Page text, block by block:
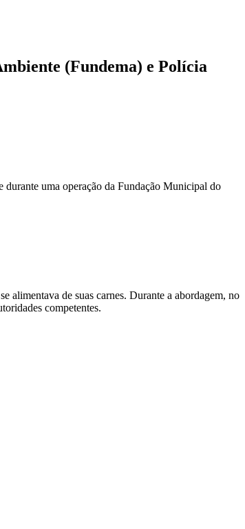
(Fundema) e Polícia
durante uma operação da Fundação Municipal do
alimentava de suas carnes. Durante a abordagem, no
competentes.